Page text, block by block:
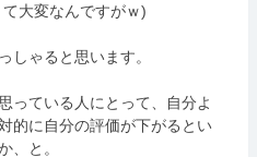
大変なんですがｗ)
しゃると思います。
っている人にとって、自分よ
的に自分の評価が下がるとい
、と。